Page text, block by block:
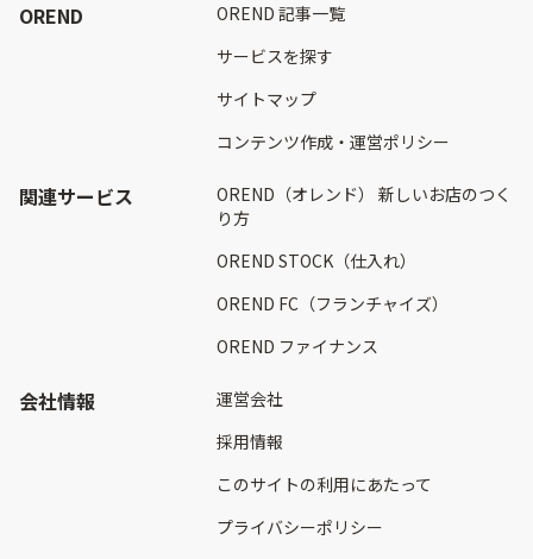
OREND
OREND 記事一覧
サービスを探す
サイトマップ
コンテンツ作成・運営ポリシー
関連サービス
OREND（オレンド） 新しいお店のつく
り方
OREND STOCK（仕入れ）
OREND FC（フランチャイズ）
OREND ファイナンス
会社情報
運営会社
採用情報
このサイトの利用にあたって
プライバシーポリシー